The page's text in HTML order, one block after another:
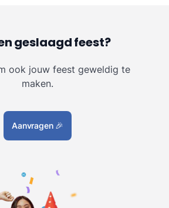
geslaagd feest?
ook jouw feest geweldig te
maken.
Aanvragen 🎉